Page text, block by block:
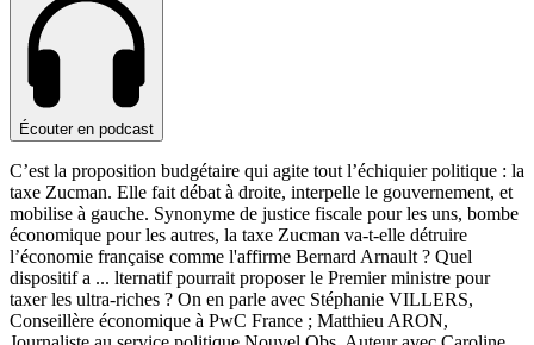
Écouter en podcast
C’est la proposition budgétaire qui agite tout l’échiquier politique : la
taxe Zucman. Elle fait débat à droite, interpelle le gouvernement, et
mobilise à gauche. Synonyme de justice fiscale pour les uns, bombe
économique pour les autres, la taxe Zucman va-t-elle détruire
l’économie française comme l'affirme Bernard Arnault ? Quel
dispositif a ... lternatif pourrait proposer le Premier ministre pour
taxer les ultra-riches ? On en parle avec Stéphanie VILLERS,
Conseillère économique à PwC France ; Matthieu ARON,